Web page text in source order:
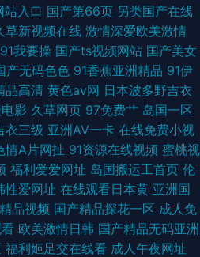
入口 国产第66页 另类国产在线
草新视频在线 激情深爱欧美激情
91我要操 国产ts视频网站 国产美女
产无码色色 91香蕉亚洲精品 91伊
品高清 黄色av网 日本波多野吉衣
影 久草网页 97免费艹 岛国一区
衣三级 亚洲AV一卡 在线免费小视
情A片网扯 91资源在线视频 蜜桃视
福利爱爱网址 岛国搬运工首页 伦
性爱网址 在线观看日本黄 亚洲国
品视频 国产精品探花一区 成人免
欧美激情日韩 国产精品无码亚洲
福利姬足交在线看 成人午夜网址